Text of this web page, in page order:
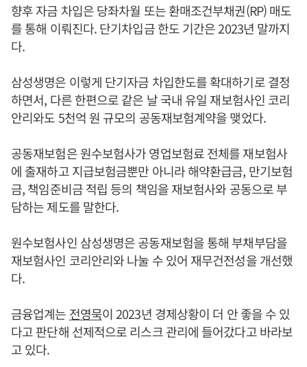
향후 자금 차입은 당좌차월 또는 환매조건부채권(RP) 매도
를 통해 이뤄진다. 단기차입금 한도 기간은 2023년 말까지
다.
삼성생명은 이렇게 단기자금 차입한도를 확대하기로 결정
하면서, 다른 한편으로 같은 날 국내 유일 재보험사인 코리
안리와도 5천억 원 규모의 공동재보험계약을 맺었다.
공동재보험은 원수보험사가 영업보험료 전체를 재보험사
에 출재하고 지급보험금뿐만 아니라 해약환급금, 만기보험
금, 책임준비금 적립 등의 책임을 재보험사와 공동으로 부
담하는 제도를 말한다.
원수보험사인 삼성생명은 공동재보험을 통해 부채부담을
재보험사인 코리안리와 나눌 수 있어 재무건전성을 개선했
다.
금융업계는 전영묵이 2023년 경제상황이 더 안 좋을 수 있
다고 판단해 선제적으로 리스크 관리에 들어갔다고 바라보
고 있다.